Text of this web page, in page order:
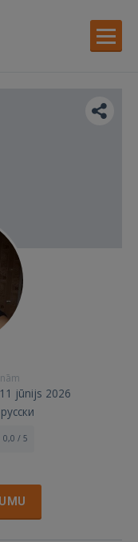
jūnijs 2026
0,0 / 5